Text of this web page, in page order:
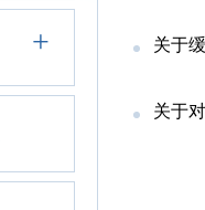
+ 关于
关于